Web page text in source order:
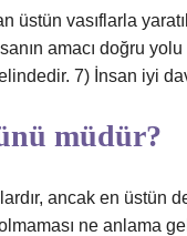
vasıflarla
amacı doğru
7) İnsan iyi
müdür?
ancak en üstün
ne anlama